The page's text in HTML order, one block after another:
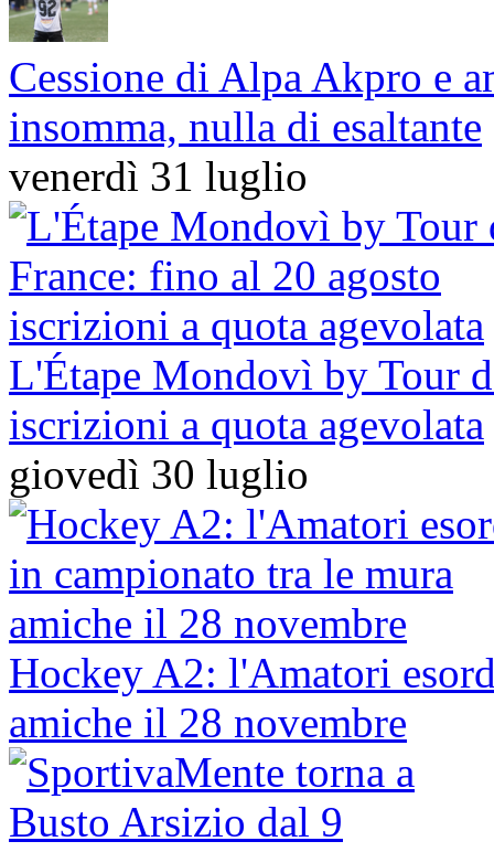
Cessione di Alpa Akpro e
insomma, nulla di esaltante
venerdì 31 luglio
L'Étape Mondovì by Tour
iscrizioni a quota agevolata
giovedì 30 luglio
Hockey A2: l'Amatori
amiche il 28 novembre